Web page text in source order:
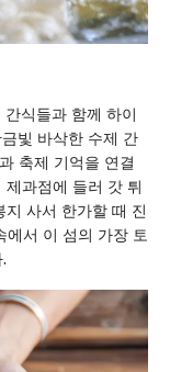
간식들과 함께 하이
빛 바삭한 수제 간
축제 기억을 연결
과점에 들러 갓 튀
사서 한가할 때 진
에서 이 섬의 가장 토